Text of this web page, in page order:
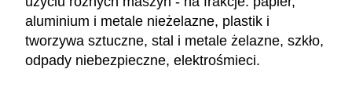
aluminium i metale nieżelazne, plastik i
tworzywa sztuczne, stal i metale żelazne, szkło,
odpady niebezpieczne, elektrośmieci.